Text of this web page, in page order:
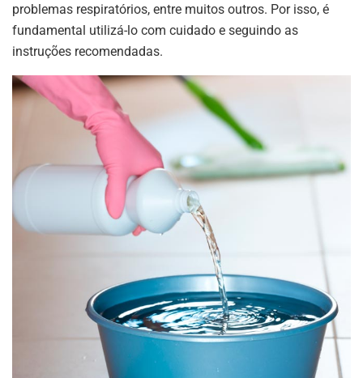
problemas respiratórios, entre muitos outros. Por isso, é
fundamental utilizá-lo com cuidado e seguindo as
instruções recomendadas.